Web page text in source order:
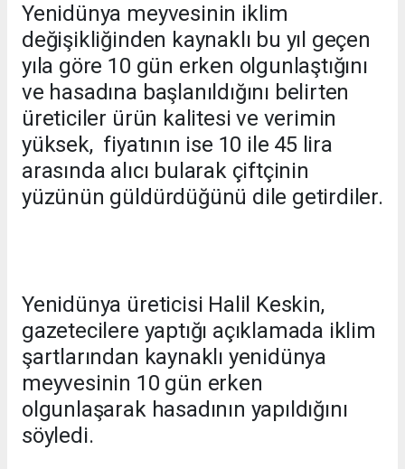
Yenidünya meyvesinin iklim
değişikliğinden kaynaklı bu yıl geçen
yıla göre 10 gün erken olgunlaştığını
ve hasadına başlanıldığını belirten
üreticiler ürün kalitesi ve verimin
yüksek, fiyatının ise 10 ile 45 lira
arasında alıcı bularak çiftçinin
yüzünün güldürdüğünü dile getirdiler.
Yenidünya üreticisi Halil Keskin,
gazetecilere yaptığı açıklamada iklim
şartlarından kaynaklı yenidünya
meyvesinin 10 gün erken
olgunlaşarak hasadının yapıldığını
söyledi.